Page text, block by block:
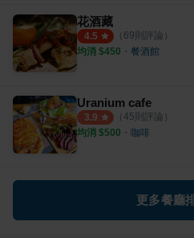
花酒藏
4.5 （ 69則評論）
均消 $450 ・ 餐酒館
Uranium cafe
3.9 （ 45則評論）
均消 $500 ・ 咖啡
更多餐廳